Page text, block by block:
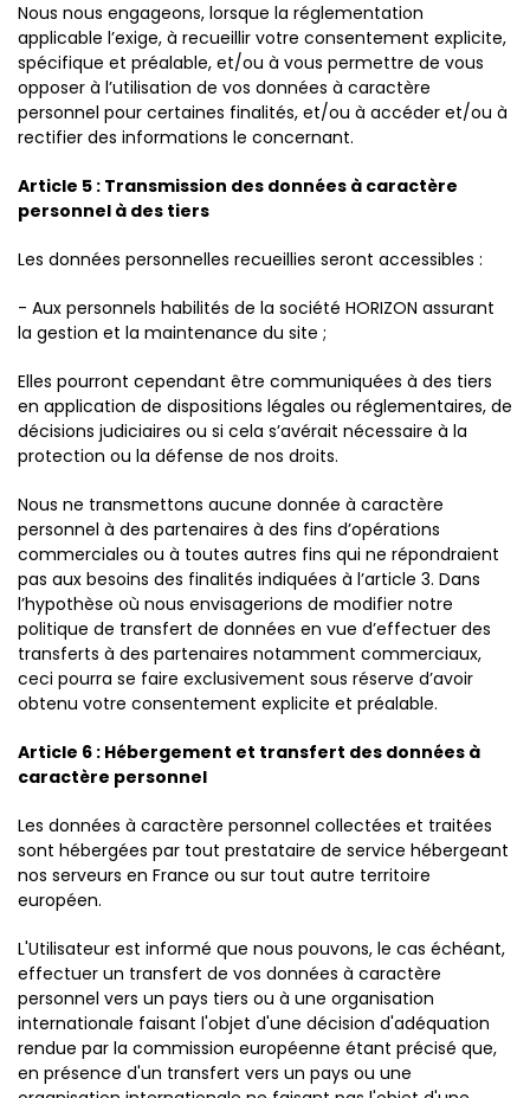
Nous nous engageons, lorsque la réglementation
applicable l’exige, à recueillir votre consentement explicite,
spécifique et préalable, et/ou à vous permettre de vous
opposer à l’utilisation de vos données à caractère
personnel pour certaines finalités, et/ou à accéder et/ou à
rectifier des informations le concernant.
Article 5 : Transmission des données à caractère
personnel à des tiers
Les données personnelles recueillies seront accessibles :
- Aux personnels habilités de la société HORIZON assurant
la gestion et la maintenance du site ;
Elles pourront cependant être communiquées à des tiers
en application de dispositions légales ou réglementaires, de
décisions judiciaires ou si cela s’avérait nécessaire à la
protection ou la défense de nos droits.
Nous ne transmettons aucune donnée à caractère
personnel à des partenaires à des fins d’opérations
commerciales ou à toutes autres fins qui ne répondraient
pas aux besoins des finalités indiquées à l’article 3. Dans
l’hypothèse où nous envisagerions de modifier notre
politique de transfert de données en vue d’effectuer des
transferts à des partenaires notamment commerciaux,
ceci pourra se faire exclusivement sous réserve d’avoir
obtenu votre consentement explicite et préalable.
Article 6 : Hébergement et transfert des données à
caractère personnel
Les données à caractère personnel collectées et traitées
sont hébergées par tout prestataire de service hébergeant
nos serveurs en France ou sur tout autre territoire
européen.
L'Utilisateur est informé que nous pouvons, le cas échéant,
effectuer un transfert de vos données à caractère
personnel vers un pays tiers ou à une organisation
internationale faisant l'objet d'une décision d'adéquation
rendue par la commission européenne étant précisé que,
en présence d'un transfert vers un pays ou une